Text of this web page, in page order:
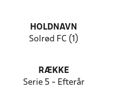
HOLDNAVN
Solrød FC (1)
RÆKKE
Serie 5 - Efterår